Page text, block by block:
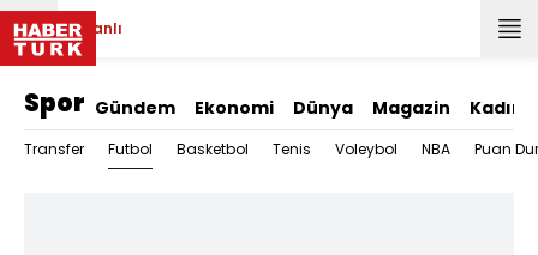
Canlı
Spor Gündem Ekonomi Dünya Magazin Kadın
Transfer Futbol Basketbol Tenis Voleybol NBA Puan